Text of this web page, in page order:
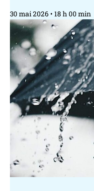
30 mai 2026 18 h 00 min